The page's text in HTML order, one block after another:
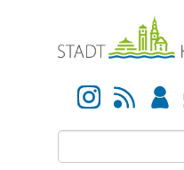
Instagram Newsfeed Anmelden